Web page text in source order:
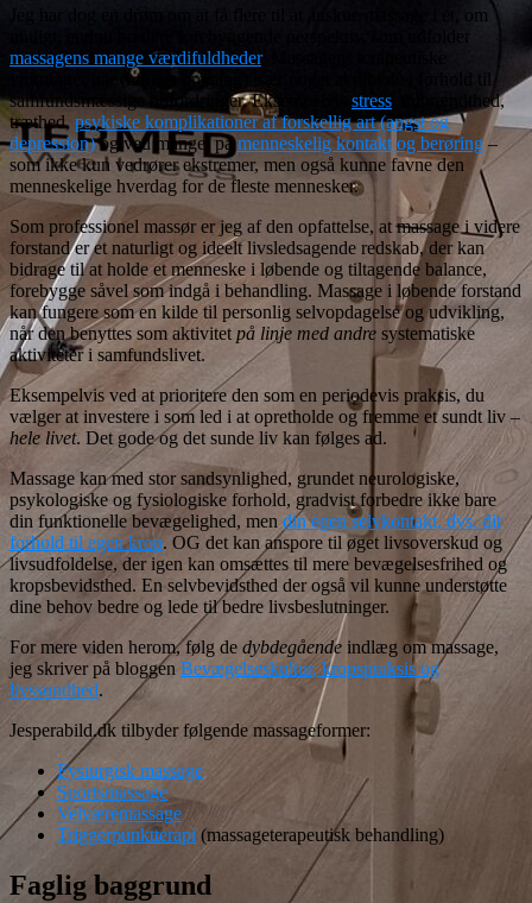
Jeg har dog en drøm om at få flere til at anskue massage i et, om
muligt, endnu bredere forebyggende perspektiv, som udfolder
massagens mange værdifuldheder. Massagens terapeutiske
virkninger har (i første omgang) især noget at tilbyde i forhold til
samfundsmæssige udfordringer. Eksempelvis stress , udbrændthed,
træthed, psykiske komplikationer af forskellig art (angst og
depression)og ved mangel påmenneskelig kontakt og berøring–
som ikke kun vedrører ekstremer, men også kunne favne den
menneskelige hverdag for de fleste mennesker.
Som professionel massør er jeg af den opfattelse, at massage i videre
forstand er et naturligt og ideelt livsledsagende redskab, der kan
bidrage til at holde et menneske i løbende og tiltagende balance,
forebygge såvel som indgå i behandling. Massage i løbende forstand
kan fungere som en kilde til personlig selvopdagelse og udvikling,
når den benyttes som aktivitet på linje med andre systematiske
aktiviteter i samfundslivet.
Eksempelvis ved at prioritere den som en periodevis praksis, du
vælger at investere i som led i at opretholde og fremme et sundt liv –
hele livet. Det gode og det sunde liv kan følges ad.
Massage kan med stor sandsynlighed, grundet neurologiske,
psykologiske og fysiologiske forhold, gradvist forbedre ikke bare
din funktionelle bevægelighed, men din egen selvkontakt, dvs. dit
forhold til egen krop. OG det kan anspore til øget livsoverskud og
livsudfoldelse, der igen kan omsættes til mere bevægelsesfrihed og
kropsbevidsthed. En selvbevidsthed der også vil kunne understøtte
dine behov bedre og lede til bedre livsbeslutninger.
For mere viden herom, følg de dybdegående indlæg om massage,
jeg skriver på bloggen Bevægelseskultur, kropspraksis og
livssundhed.
Jesperabild.dk tilbyder følgende massageformer:
Fysiurgisk massage
Sportsmassage
Velværemassage
Triggerpunktterapi (massageterapeutisk behandling)
Faglig baggrund